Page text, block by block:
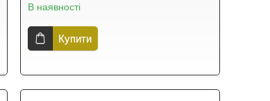
В наявності
Купити